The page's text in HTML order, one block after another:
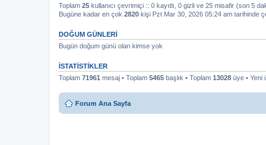
Toplam 25 kullanıcı çevrimiçi :: 0 kayıtlı, 0 gizli ve 25 misafir (son 5
Bugüne kadar en çok 2820 kişi Pzt Mar 30, 2026 05:24 am tarihinde
DOĞUM GÜNLERI
Bugün doğum günü olan kimse yok
İSTATISTIKLER
Toplam 71961 mesaj • Toplam 5465 başlık • Toplam 13028 üye • Yeni
Forum Ana Sayfa